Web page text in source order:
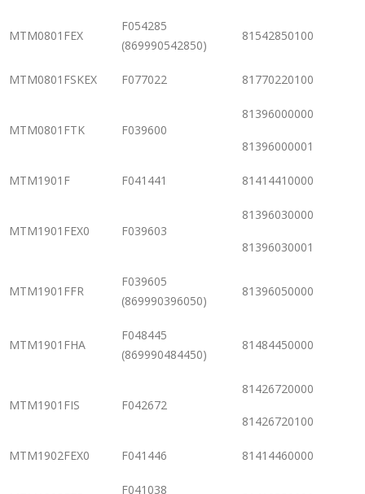
MTM0801FEX
F054285
(869990542850)
81542850100
MTM0801FSKEX F077022 81770220100
MTM0801FTK F039600
81396000000
81396000001
MTM1901F F041441 81414410000
MTM1901FEX0 F039603
81396030000
81396030001
MTM1901FFR
F039605
(869990396050)
81396050000
MTM1901FHA
F048445
(869990484450)
81484450000
MTM1901FIS F042672
81426720000
81426720100
MTM1902FEX0 F041446 81414460000
F041038